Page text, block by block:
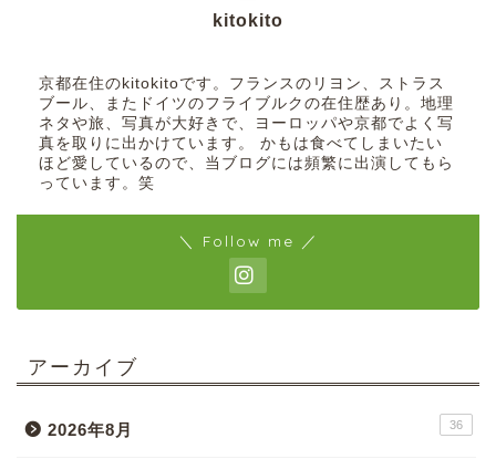
kitokito
京都在住のkitokitoです。フランスのリヨン、ストラス
ブール、またドイツのフライブルクの在住歴あり。地理
ネタや旅、写真が大好きで、ヨーロッパや京都でよく写
真を取りに出かけています。 かもは食べてしまいたい
ほど愛しているので、当ブログには頻繁に出演してもら
っています。笑
＼ Follow me ／
アーカイブ
2026年8月 36